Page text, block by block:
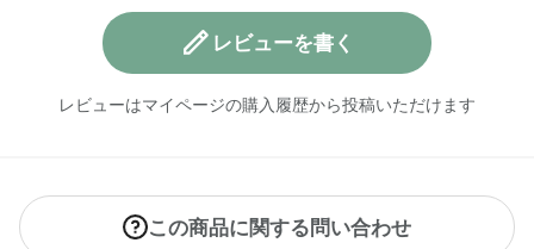
レビューを書く
レビューはマイページの購入履歴から投稿いただけます
この商品に関する問い合わせ